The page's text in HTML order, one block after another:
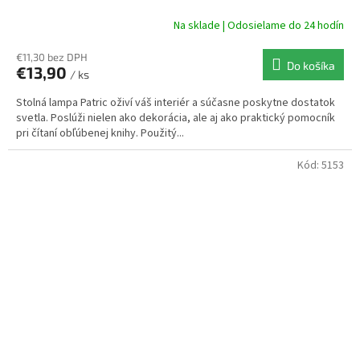
Na sklade | Odosielame do 24 hodín
€11,30 bez DPH
€13,90 / ks
Do košíka
Stolná lampa Patric oživí váš interiér a súčasne poskytne dostatok
svetla. Poslúži nielen ako dekorácia, ale aj ako praktický pomocník
pri čítaní obľúbenej knihy. Použitý...
Kód: 5153